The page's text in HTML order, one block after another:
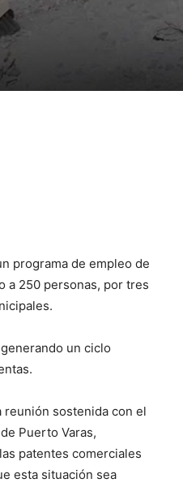
programa de empleo de
a 250 personas, por tres
un ciclo
reunión sostenida con el
Puerto Varas,
patentes comerciales
esta situación sea